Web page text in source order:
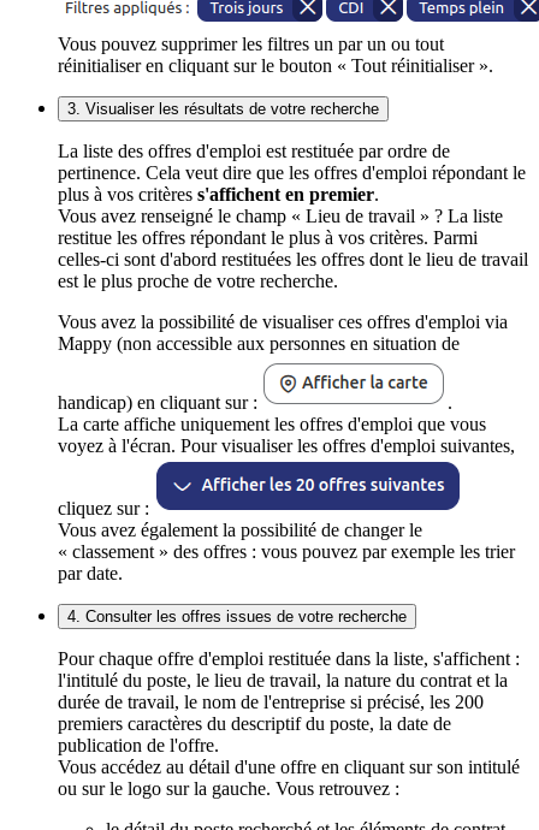
Vous pouvez supprimer les filtres un par un ou tout
réinitialiser en cliquant sur le bouton « Tout réinitialiser ».
3. Visualiser les résultats de votre recherche
La liste des offres d'emploi est restituée par ordre de
pertinence. Cela veut dire que les offres d'emploi répondant le
plus à vos critères s'affichent en premier.
Vous avez renseigné le champ « Lieu de travail » ? La liste
restitue les offres répondant le plus à vos critères. Parmi
celles-ci sont d'abord restituées les offres dont le lieu de travail
est le plus proche de votre recherche.
Vous avez la possibilité de visualiser ces offres d'emploi via
Mappy (non accessible aux personnes en situation de
handicap) en cliquant sur :
.
La carte affiche uniquement les offres d'emploi que vous
voyez à l'écran. Pour visualiser les offres d'emploi suivantes,
cliquez sur :
Vous avez également la possibilité de changer le
« classement » des offres : vous pouvez par exemple les trier
par date.
4. Consulter les offres issues de votre recherche
Pour chaque offre d'emploi restituée dans la liste, s'affichent :
l'intitulé du poste, le lieu de travail, la nature du contrat et la
durée de travail, le nom de l'entreprise si précisé, les 200
premiers caractères du descriptif du poste, la date de
publication de l'offre.
Vous accédez au détail d'une offre en cliquant sur son intitulé
ou sur le logo sur la gauche. Vous retrouvez :